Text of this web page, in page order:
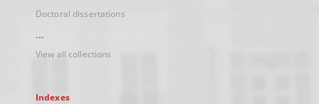
Doctoral dissertations
...
View all collections
Indexes